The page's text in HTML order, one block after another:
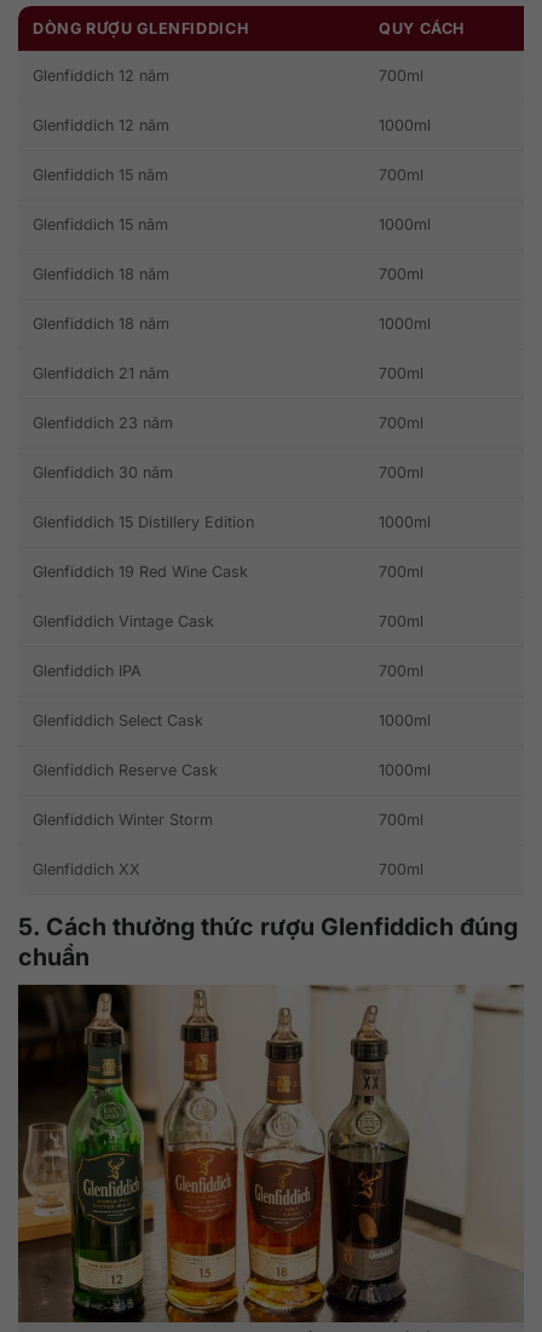
DÒNG RƯỢU GLENFIDDICH QUY CÁCH
Glenfiddich 12 năm 700ml
Glenfiddich 12 năm 1000ml
Glenfiddich 15 năm 700ml
Glenfiddich 15 năm 1000ml
Glenfiddich 18 năm 700ml
Glenfiddich 18 năm 1000ml
Glenfiddich 21 năm 700ml
Glenfiddich 23 năm 700ml
Glenfiddich 30 năm 700ml
Glenfiddich 15 Distillery Edition 1000ml
Glenfiddich 19 Red Wine Cask 700ml
Glenfiddich Vintage Cask 700ml
Glenfiddich IPA 700ml
Glenfiddich Select Cask 1000ml
Glenfiddich Reserve Cask 1000ml
Glenfiddich Winter Storm 700ml
Glenfiddich XX 700ml
5. Cách thưởng thức rượu Glenfiddich đúng
chuẩn